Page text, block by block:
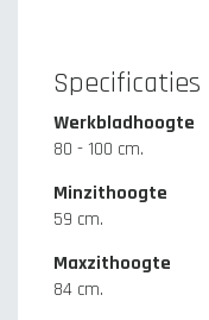
Specificaties
Werkbladhoogte
80 - 100 cm.
Minzithoogte
59 cm.
Maxzithoogte
84 cm.